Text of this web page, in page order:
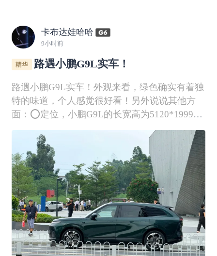
跟前。AEB紧急刹停，还好后面没有车，既没有
碰撞
卡布达娃哈哈
9小时前
路遇小鹏G9L实车！
路遇小鹏G9L实车！外观来看，绿色确实有着独
特的味道，个人感觉很好看！另外说说其他方
面：⭕定位，小鹏G9L的长宽高为5120*1999*1
782mm，轴距为3100mm，定位大型SUV。⭕电
池，提供增程/纯电两种动力，增程版采用中创
新航制造的磷酸铁锂电池，搭载的63.3度电池可
提供最高350km的纯